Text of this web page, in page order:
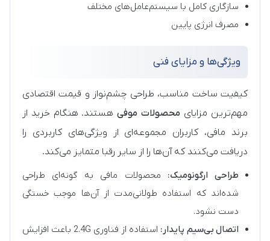
سازگاری کامل با سیستم‌عامل‌های مختلف
مصرف انرژی پایین
ویژگی‌ها و مزایای فنی
کیفیت ساخت مناسب، طراحی چشم‌نواز و قیمت اقتصادی
مهم‌ترین مزایای محصولات موفی هستند. هنگام خرید از
برند مافی، کاربران مجموعه‌ای از ویژگی‌های کاربردی را
دریافت می‌کنند که آن‌ها را از سایر رقبا متمایز می‌کند.
طراحی ارگونومیک: محصولات مافی به گونه‌ای طراحی
شده‌اند که استفاده طولانی‌مدت از آن‌ها موجب خستگی
دست نشود.
اتصال بی‌سیم پایدار:
استفاده از فناوری 2.4G باعث افزایش